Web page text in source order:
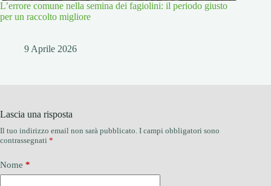
L’errore comune nella semina dei fagiolini: il periodo giusto
per un raccolto migliore
9 Aprile 2026
Lascia una risposta
Il tuo indirizzo email non sarà pubblicato. I campi obbligatori sono
contrassegnati *
Nome *